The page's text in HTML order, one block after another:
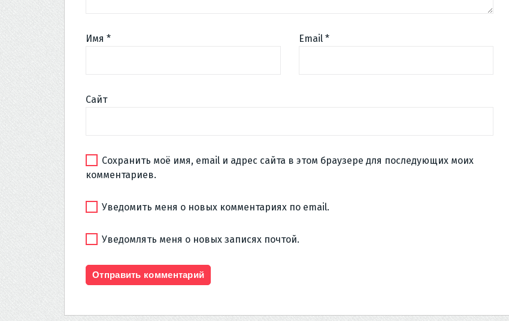
Имя * Email *
Сайт
Сохранить моё имя, email и адрес сайта в этом браузере для последующих моих
комментариев.
Уведомить меня о новых комментариях по email.
Уведомлять меня о новых записях почтой.